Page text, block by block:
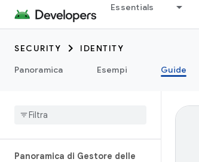
Essentials
SECURITY
IDENTITY
Panoramica
Esempi Guide
Panoramica di Gestore delle